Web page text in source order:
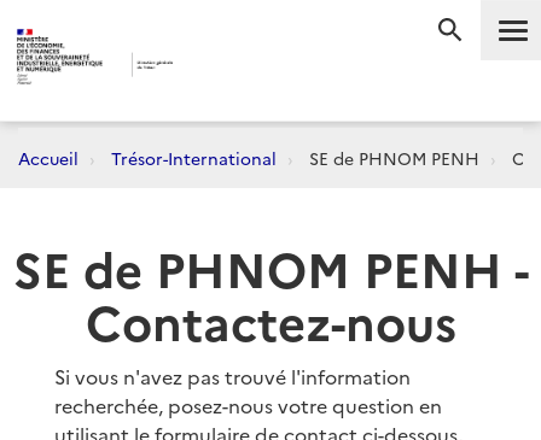
Accueil Trésor-International SE de PHNOM PENH
SE de PHNOM PENH -
Contactez-nous
Si vous n'avez pas trouvé l'information
recherchée, posez-nous votre question en
utilisant le formulaire de contact ci-dessous,